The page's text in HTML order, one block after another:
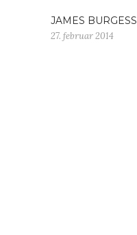
JAMES BURGESS
27. februar 2014